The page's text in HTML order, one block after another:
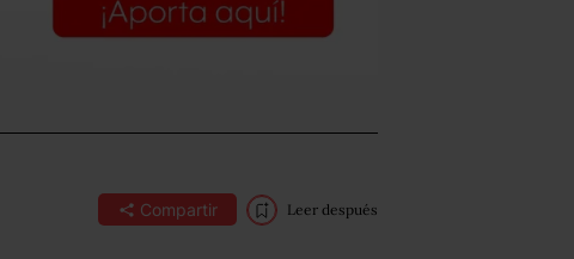
Compartir Leer después